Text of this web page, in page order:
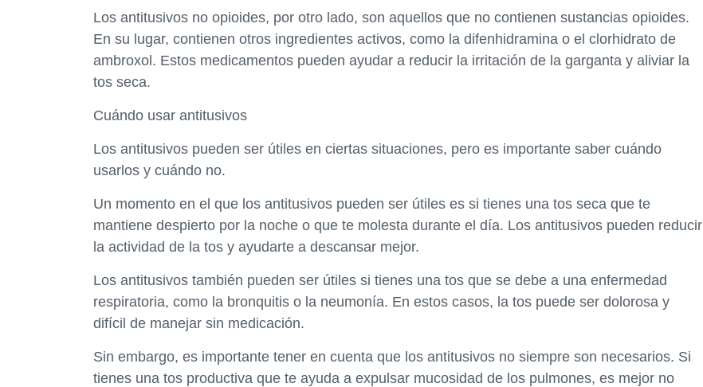
Los antitusivos no opioides, por otro lado, son aquellos que no contienen sustancias opioides.
En su lugar, contienen otros ingredientes activos, como la difenhidramina o el clorhidrato de
ambroxol. Estos medicamentos pueden ayudar a reducir la irritación de la garganta y aliviar la
tos seca.
Cuándo usar antitusivos
Los antitusivos pueden ser útiles en ciertas situaciones, pero es importante saber cuándo
usarlos y cuándo no.
Un momento en el que los antitusivos pueden ser útiles es si tienes una tos seca que te
mantiene despierto por la noche o que te molesta durante el día. Los antitusivos pueden reducir
la actividad de la tos y ayudarte a descansar mejor.
Los antitusivos también pueden ser útiles si tienes una tos que se debe a una enfermedad
respiratoria, como la bronquitis o la neumonía. En estos casos, la tos puede ser dolorosa y
difícil de manejar sin medicación.
Sin embargo, es importante tener en cuenta que los antitusivos no siempre son necesarios. Si
tienes una tos productiva que te ayuda a expulsar mucosidad de los pulmones, es mejor no